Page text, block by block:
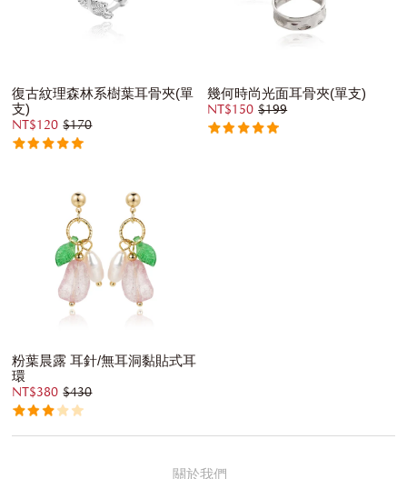
復古紋理森林系樹葉耳骨夾(單
支)
NT$120 $170
幾何時尚光面耳骨夾(單支)
NT$150 $199
粉葉晨露 耳針/無耳洞黏貼式耳
環
NT$380 $430
關於我們